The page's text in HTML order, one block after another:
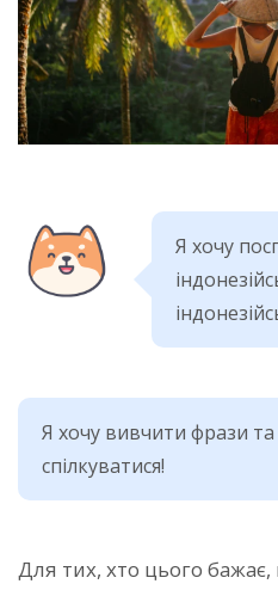
Я хочу
Я хочу вивчити фрази та
спілкуватися!
Для тих, хто цього